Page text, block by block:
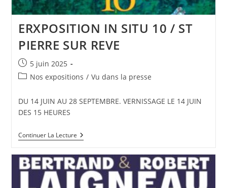
ERXPOSITION IN SITU 10 / ST
PIERRE SUR REVE
Publication
publiée :
5 juin 2025
PostNos expositions / Vu dans la presse
DU 14 JUIN AU 28 SEPTEMBRE. VERNISSAGE LE 14 JUIN
DES 15 HEURES
Continuer La LectureERXPOSITION
IN
10
/
ST
PIERRE